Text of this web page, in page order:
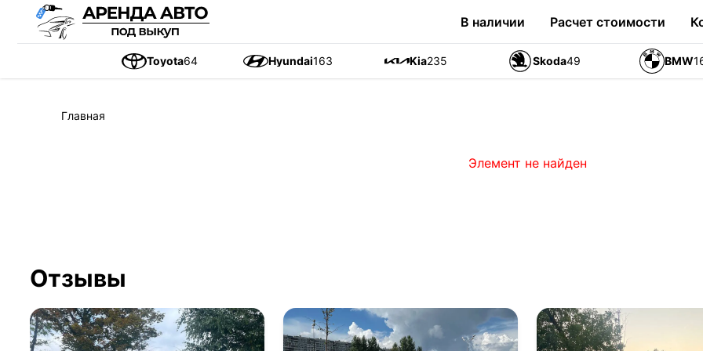
В наличии Расчет стоимости
Toyota64 Hyundai163 Kia235 Skoda49 BMW
Главная
Элемент не найден
Отзывы